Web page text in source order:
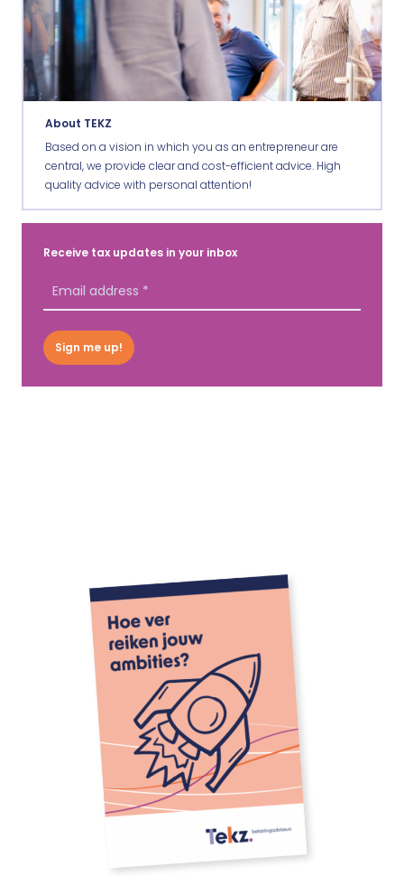
About TEKZ
Based on a vision in which you as an entrepreneur are
central, we provide clear and cost-efficient advice. High
quality advice with personal attention!
Receive tax updates in your inbox
Sign me up!